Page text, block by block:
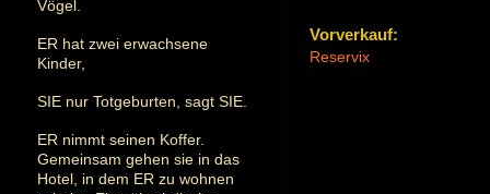
Vögel.
ER hat zwei erwachsene
Kinder,
SIE nur Totgeburten, sagt SIE.
ER nimmt seinen Koffer.
Gemeinsam gehen sie in das
Hotel, in dem ER zu wohnen
Vorverkauf:
Reservix